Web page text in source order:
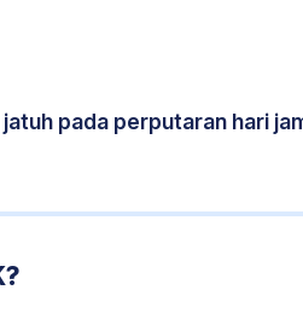
pada perputaran hari